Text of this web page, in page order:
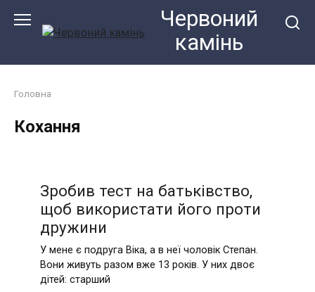
Червоний
камiнь
Головна
Кохання
Зробив тест на батьківство,
щоб використати його проти
дружини
У мене є подруга Віка, а в неї чоловік Степан.
Вони живуть разом вже 13 років. У них двоє
дітей: старший